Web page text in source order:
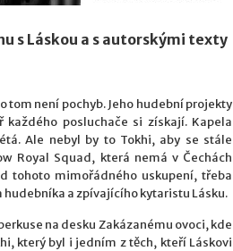
s Láskou a s autorskými texty
tom není pochyb. Jeho hudební projekty
posluchače si získají. Kapela
Ale nebyl by to Tokhi, aby se stále
Royal Squad, která nemá v Čechách
tohoto mimořádného uskupení, třeba
a zpívajícího kytaristu Lásku.
na desku Zakázanému ovoci, kde
který byl i jedním z těch, kteří Láskovi